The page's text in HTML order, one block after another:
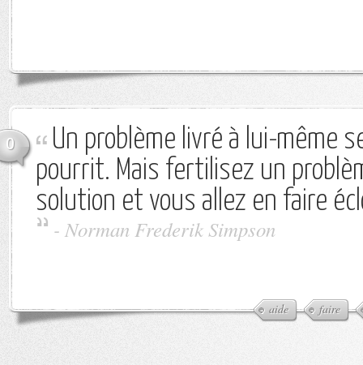
0
Un problème livré à lui-même
pourrit. Mais fertilisez un
solution et vous allez en faire
- Norman Frederik Simpson
aide faire